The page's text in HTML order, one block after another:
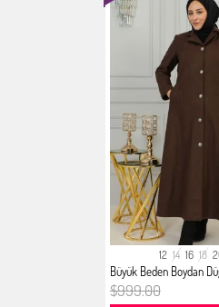
12 14 16 18
Büyük Beden Boydan
Man...
$999.00